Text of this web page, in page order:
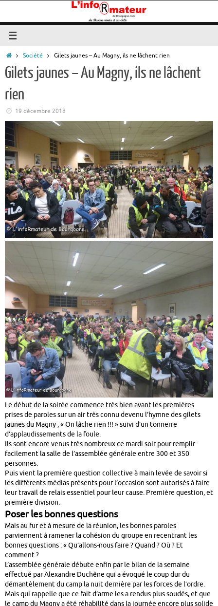
contenu
Accueil
Société Gilets jaunes – Au Magny, ils ne lâchent rien
Gilets jaunes – Au Magny, ils ne lâchent
rien
19 décembre 2018
Le début de la soirée commence très bien avant les premières
prises de paroles sur un air très connu devenu l’hymne des gilets
jaunes du Magny , « On lâche rien !!! » suivi d’un tonnerre
d’applaudissements de la foule.
Ils sont encore venus très nombreux ce mardi soir pour remplir
facilement la salle de l’assemblée générale entre 300 et 350
personnes.
Puis vient la première question collective à main levée de savoir si
les différents médias présents pour l’occasion sont autorisés à faire
leur travail de relais essentiel pour leur cause. Première question, et
première division.
Poser les bonnes questions
Mais au fur et à mesure de la réunion, les bonnes paroles
parviennent à ramener la cohésion du groupe en recentrant les
bonnes questions : « Qu’allons-nous faire ? Quand ? Où ? Et
comment ?
L’assemblée générale débute enfin par le bilan de la semaine
effectué par Alexandre Duchêne qui a évoqué le coup dur du
démantèlement du camp la nuit dernière par les forces de l’ordre.
Mais qui rappelle que ce fait d’arme les a rendus plus soudés, et que
le camp du Magny a été réhabilité dans la journée encore plus solide